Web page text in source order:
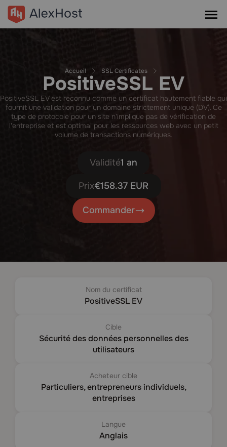
Accueil SSL Certificates
PositiveSSL EV
PositiveSSL EV est reconnu comme un certificat hautement fiable qui
fournit une validation pour un domaine strictement unique (DV). Ce
type de protocole pour un site n'implique pas de vérification de
l'entreprise et est optimal pour les ressources web avec un petit
volume de transactions numériques.
Validité1 an
Prix€158.37 EUR
Commander
Nom du certificat
PositiveSSL EV
Cible
Sécurité des données personnelles des
utilisateurs
Acheteur cible
Particuliers, entrepreneurs individuels,
entreprises
Langue
Anglais